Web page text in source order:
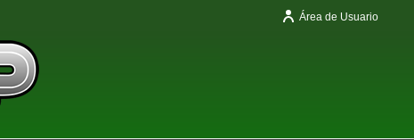
Área de Usuario